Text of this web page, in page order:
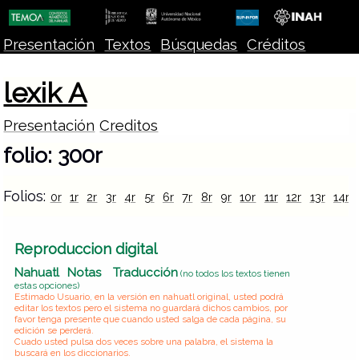
Presentación Textos Búsquedas Créditos
lexik A
Presentación Creditos
folio: 300r
Folios: 0r 1r 2r 3r 4r 5r 6r 7r 8r 9r 10r 11r 12r 13r 14r
Reproduccion digital
Nahuatl Notas Traducción(no todos los textos tienen
estas opciones)
Estimado Usuario, en la versión en nahuatl original, usted podrá
editar los textos pero el sistema no guardará dichos cambios, por
favor tenga presente que cuando usted salga de cada página, su
edición se perderá.
Cuado usted pulsa dos veces sobre una palabra, el sistema la
buscará en los diccionarios.